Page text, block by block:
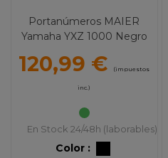
Portanúmeros MAIER
Yamaha YXZ 1000 Negro
120,99 € (impuestos
inc.)
En Stock 24/48h (laborables)
Color :